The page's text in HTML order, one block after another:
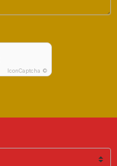
IconCaptcha ©